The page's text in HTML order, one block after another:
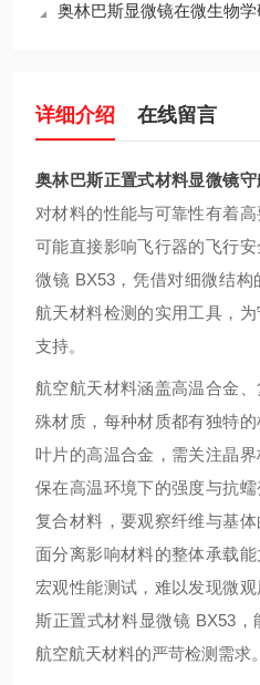
奥林巴斯显微镜在微生物
详细介绍 在线留言
奥林巴斯正置式材料显微镜
对材料的性能与可靠性有着
可能直接影响飞行器的飞行
微镜 BX53，凭借对细微结
航天材料检测的实用工具，
支持。
航空航天材料涵盖高温合金
殊材质，每种材质都有独特
叶片的高温合金，需关注晶
保在高温环境下的强度与抗
复合材料，要观察纤维与基
面分离影响材料的整体承载
宏观性能测试，难以发现微
斯正置式材料显微镜 BX53
航空航天材料的严苛检测需求。